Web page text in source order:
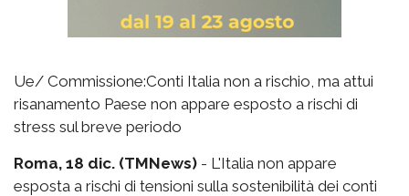
Ue/ Commissione:Conti Italia non a rischio, ma attui
risanamento Paese non appare esposto a rischi di
stress sul breve periodo
Roma, 18 dic. (TMNews) - L'Italia non appare
esposta a rischi di tensioni sulla sostenibilità dei conti